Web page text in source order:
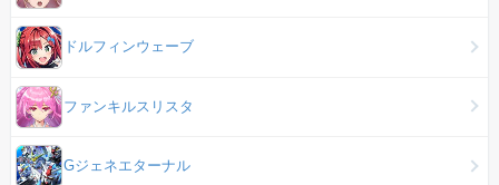
ドルフィンウェーブ
ファンキルスリスタ
Gジェネエターナル